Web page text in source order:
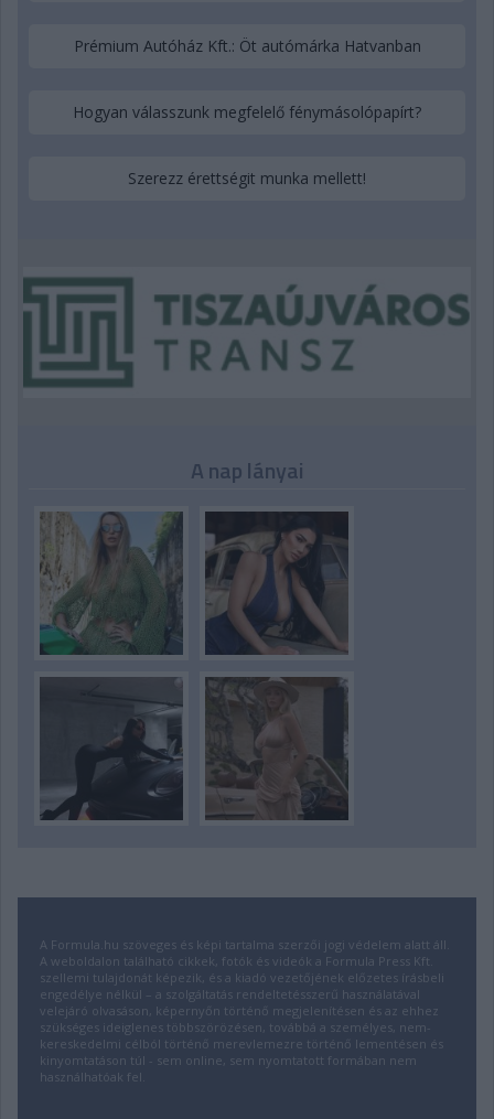
Prémium Autóház Kft.: Öt autómárka Hatvanban
Hogyan válasszunk megfelelő fénymásolópapírt?
Szerezz érettségit munka mellett!
A nap lányai
A Formula.hu szöveges és képi tartalma szerzői jogi védelem alatt áll.
A weboldalon található cikkek, fotók és videók a Formula Press Kft.
szellemi tulajdonát képezik, és a kiadó vezetőjének előzetes írásbeli
engedélye nélkül – a szolgáltatás rendeltetésszerű használatával
velejáró olvasáson, képernyőn történő megjelenítésen és az ehhez
szükséges ideiglenes többszörözésen, továbbá a személyes, nem-
kereskedelmi célból történő merevlemezre történő lementésen és
kinyomtatáson túl - sem online, sem nyomtatott formában nem
használhatóak fel.